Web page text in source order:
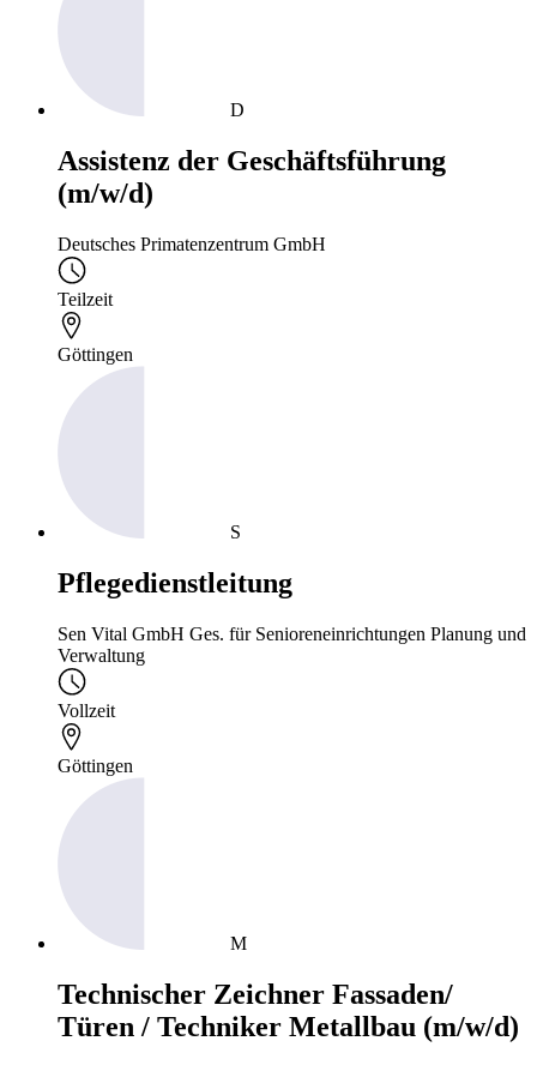
D
Assistenz der Geschäftsführung
(m/w/d)
Deutsches Primatenzentrum GmbH
Teilzeit
Göttingen
S
Pflegedienstleitung
Sen Vital GmbH Ges. für Senioreneinrichtungen Planung und
Verwaltung
Vollzeit
Göttingen
M
Technischer Zeichner Fassaden/
Türen / Techniker Metallbau (m/w/d)